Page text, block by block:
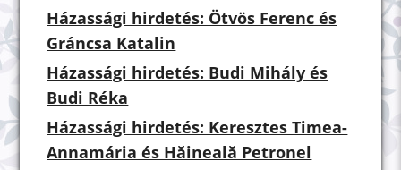
Házassági hirdetés: Ötvös Ferenc és
Gráncsa Katalin
Házassági hirdetés: Budi Mihály és
Budi Réka
Házassági hirdetés: Keresztes Timea-
Annamária és Hăineală Petronel